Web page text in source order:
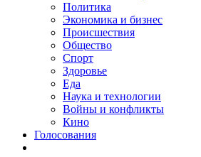
Политика
Экономика и бизнес
Происшествия
Общество
Спорт
Здоровье
Еда
Наука и технологии
Войны и конфликты
Кино
Голосования